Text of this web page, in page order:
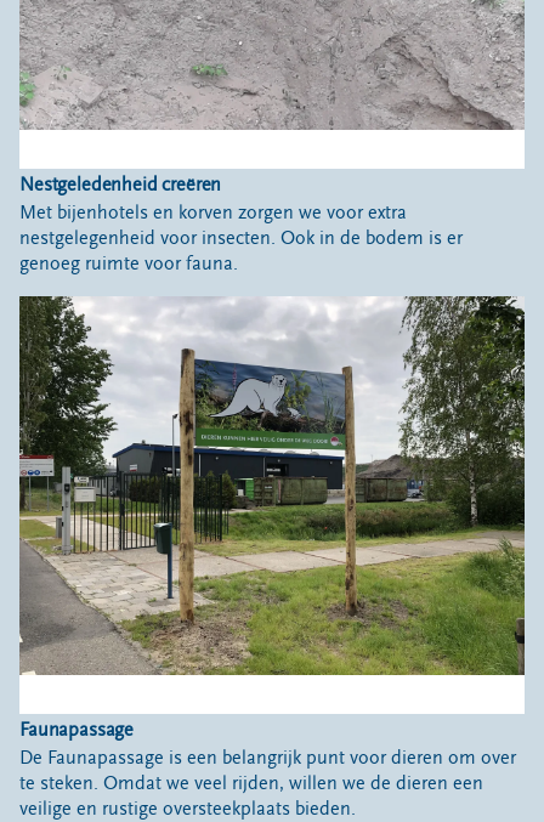
Nestgeledenheid creëren
Met bijenhotels en korven zorgen we voor extra
nestgelegenheid voor insecten. Ook in de bodem is er
genoeg ruimte voor fauna.
Faunapassage
De Faunapassage is een belangrijk punt voor dieren om over
te steken. Omdat we veel rijden, willen we de dieren een
veilige en rustige oversteekplaats bieden.